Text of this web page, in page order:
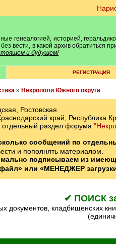
генеалогией, историей,
вести, в какой архив обратиться
и будущем!
РЕГИСТРАЦИЯ
» Некрополи Южного округа
Ростовская
край, Республика
отдельный раздел форума
сообщений по
и пополнять материалом.
подписываем из
или «МЕНЕДЖЕР
✔ ПОИСК